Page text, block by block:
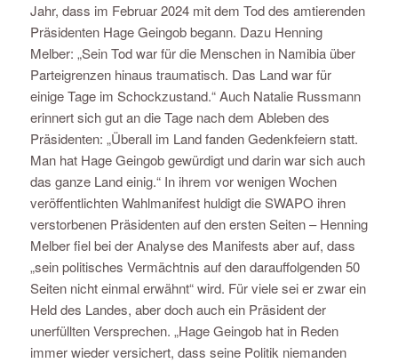
Jahr, dass im Februar 2024 mit dem Tod des amtierenden
Präsidenten Hage Geingob begann. Dazu Henning
Melber: „Sein Tod war für die Menschen in Namibia über
Parteigrenzen hinaus traumatisch. Das Land war für
einige Tage im Schockzustand.“ Auch Natalie Russmann
erinnert sich gut an die Tage nach dem Ableben des
Präsidenten: „Überall im Land fanden Gedenkfeiern statt.
Man hat Hage Geingob gewürdigt und darin war sich auch
das ganze Land einig.“ In ihrem vor wenigen Wochen
veröffentlichten Wahlmanifest huldigt die SWAPO ihren
verstorbenen Präsidenten auf den ersten Seiten – Henning
Melber fiel bei der Analyse des Manifests aber auf, dass
„sein politisches Vermächtnis auf den darauffolgenden 50
Seiten nicht einmal erwähnt“ wird. Für viele sei er zwar ein
Held des Landes, aber doch auch ein Präsident der
unerfüllten Versprechen. „Hage Geingob hat in Reden
immer wieder versichert, dass seine Politik niemanden